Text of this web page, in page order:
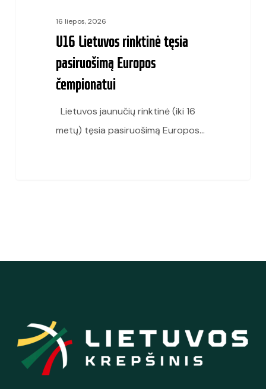
16 liepos, 2026
U16 Lietuvos rinktinė tęsia
pasiruošimą Europos
čempionatui
Lietuvos jaunučių rinktinė (iki 16
metų) tęsia pasiruošimą Europos…